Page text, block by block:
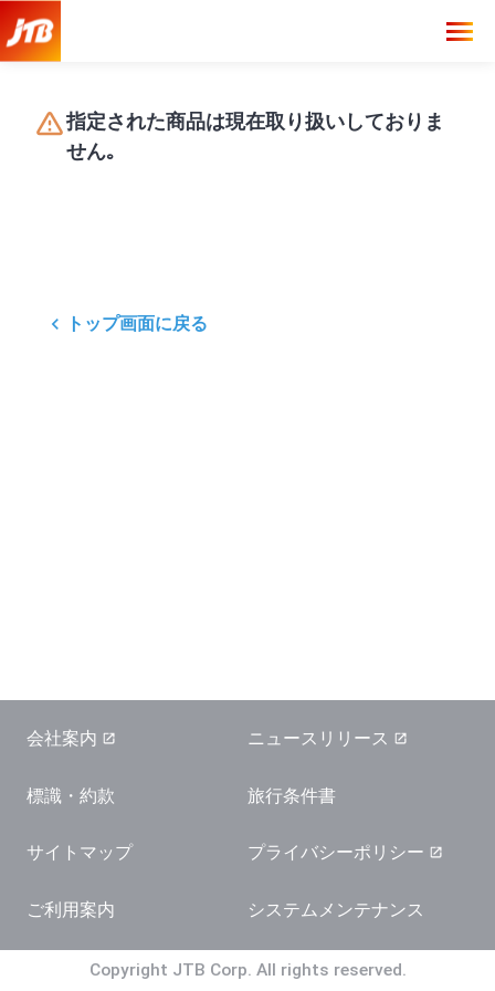
指定された商品は現在取り扱いしておりま
せん｡
トップ画面に戻る
会社案内 ニュースリリース
標識・約款 旅行条件書
サイトマップ プライバシーポリシー
ご利用案内 システムメンテナンス
Copyright JTB Corp. All rights reserved.